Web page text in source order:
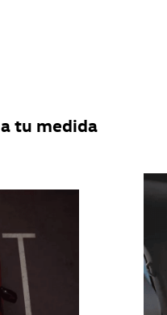
a tu medida